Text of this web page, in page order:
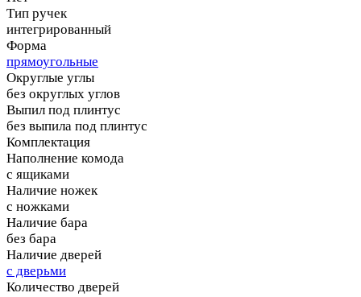
Тип ручек
интегрированный
Форма
прямоугольные
Округлые углы
без округлых углов
Выпил под плинтус
без выпила под плинтус
Комплектация
Наполнение комода
с ящиками
Наличие ножек
с ножками
Наличие бара
без бара
Наличие дверей
с дверьми
Количество дверей